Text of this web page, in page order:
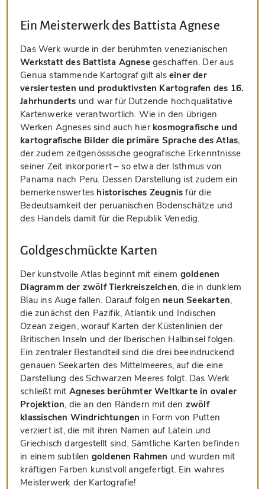
Ein Meisterwerk des Battista Agnese
Das Werk wurde in der berühmten venezianischen
Werkstatt des Battista Agnesegeschaffen. Der aus
Genua stammende Kartograf gilt alseiner der
versiertesten und produktivsten Kartografen des 16.
Jahrhunderts und war für Dutzende hochqualitative
Kartenwerke verantwortlich. Wie in den übrigen
Werken Agneses sind auch hier kosmografische und
kartografische Bilder die primäre Sprache des Atlas,
der zudem zeitgenössische geografische Erkenntnisse
seiner Zeit inkorporiert – so etwa der Isthmus von
Panama nach Peru. Dessen Darstellung ist zudem ein
bemerkenswertes historisches Zeugnis für die
Bedeutsamkeit der peruanischen Bodenschätze und
des Handels damit für die Republik Venedig.
Goldgeschmückte Karten
Der kunstvolle Atlas beginnt mit einem goldenen
Diagramm der zwölf Tierkreiszeichen, die in dunklem
Blau ins Auge fallen. Darauf folgen neun Seekarten,
die zunächst den Pazifik, Atlantik und Indischen
Ozean zeigen, worauf Karten der Küstenlinien der
Britischen Inseln und der Iberischen Halbinsel folgen.
Ein zentraler Bestandteil sind die drei beeindruckend
genauen Seekarten des Mittelmeeres, auf die eine
Darstellung des Schwarzen Meeres folgt. Das Werk
schließt mit Agneses berühmter Weltkarte in ovaler
Projektion, die an den Rändern mit den zwölf
klassischen Windrichtungen in Form von Putten
verziert ist, die mit ihren Namen auf Latein und
Griechisch dargestellt sind. Sämtliche Karten befinden
in einem subtilen goldenen Rahmen und wurden mit
kräftigen Farben kunstvoll angefertigt. Ein wahres
Meisterwerk der Kartografie!